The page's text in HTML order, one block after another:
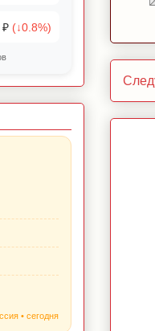
₽ (↓0.8%)
• сегодня